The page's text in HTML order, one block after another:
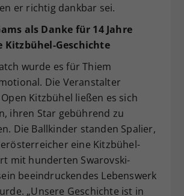
er richtig dankbar sei.
als Danke für 14Jahre
Kitzbühel-Geschichte
wurde es für Thiem
Die Veranstalter
Kitzbühel ließen es sich
ihren Star gebührend zu
Die Ballkinder standen Spalier,
eine Kitzbühel-
mit hunderten Swarovski-
beeindruckendes Lebenswerk
„Unsere Geschichte ist in